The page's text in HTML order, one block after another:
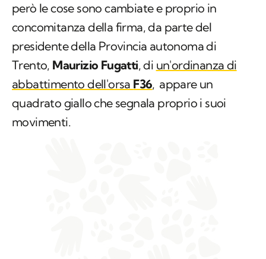
però le cose sono cambiate e proprio in
concomitanza della firma, da parte del
presidente della Provincia autonoma di
Trento, Maurizio Fugatti, di un'ordinanza di
abbattimento dell'orsa F36, appare un
quadrato giallo che segnala proprio i suoi
movimenti.